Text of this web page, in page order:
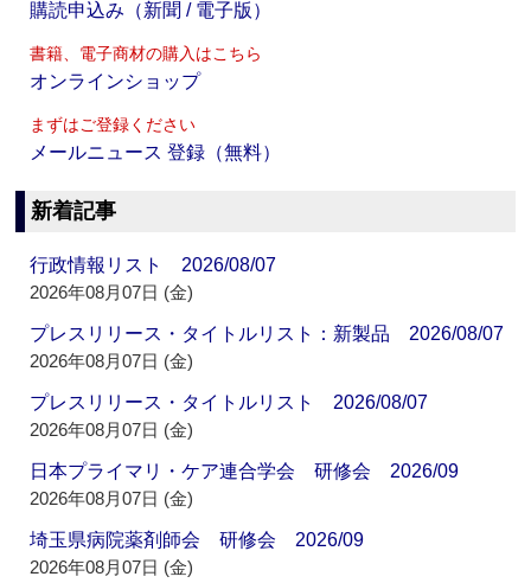
購読申込み（新聞 / 電子版）
書籍、電子商材の購入はこちら
オンラインショップ
まずはご登録ください
メールニュース 登録（無料）
新着記事
行政情報リスト 2026/08/07
2026年08月07日 (金)
プレスリリース・タイトルリスト：新製品 2026/08/07
2026年08月07日 (金)
プレスリリース・タイトルリスト 2026/08/07
2026年08月07日 (金)
日本プライマリ・ケア連合学会 研修会 2026/09
2026年08月07日 (金)
埼玉県病院薬剤師会 研修会 2026/09
2026年08月07日 (金)